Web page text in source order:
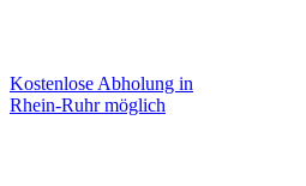
Kostenlose Abholung in
Rhein-Ruhr möglich